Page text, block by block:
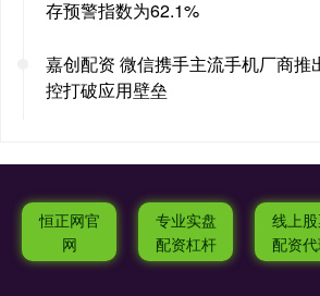
存预警指数为62.1%
嘉创配资 微信携手主流手机厂商推
控打破应用壁垒
恒正网官
网
专业实盘
配资杠杆
线上
配资